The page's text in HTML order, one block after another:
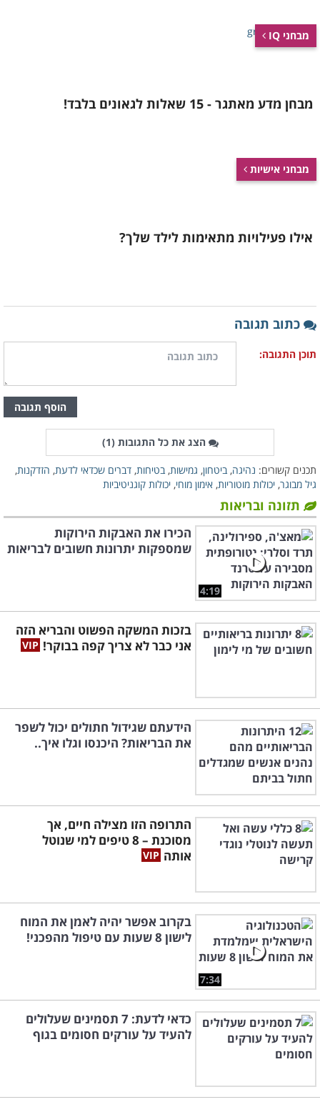
מבחני IQ
מבחן מדע מאתגר - 15 שאלות לגאונים בלבד!
מבחני אישיות
אילו פעילויות מתאימות לילד שלך?
כתוב תגובה
תוכן התגובה:
הוסף תגובה
הצג את כל התגובות (1
)
תכנים קשורים: נהיגה,ביטחון, גמישות,בטיחות, דברים שכדאי לדעת, הזדקנות,
גיל מבוגר, יכולות מוטוריות, אימון מוחי, יכולות קוגניטיביות
תזונה ובריאות
4:19
הכירו את האבקות הירוקות
שמספקות יתרונות חשובים לבריאות
בזכות המשקה הפשוט והבריא הזה
אני כבר לא צריך קפה בבוקר!
הידעתם שגידול חתולים יכול לשפר
את הבריאות? היכנסו וגלו איך..
התרופה הזו מצילה חיים, אך
מסוכנת – 8 טיפים למי שנוטל
אותה
7:34
בקרוב אפשר יהיה לאמן את המוח
לישון 8 שעות עם טיפול מהפכני!
כדאי לדעת: 7 תסמינים שעלולים
להעיד על עורקים חסומים בגוף